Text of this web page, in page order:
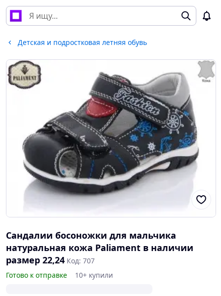
Детская и подростковая летняя обувь
Сандалии босоножки для мальчика
натуральная кожа Paliament в наличии
размер 22,24 Код: 707
Готово к отправке
10+ купили